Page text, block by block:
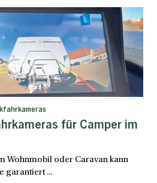
für Camper im
Wohnmobil oder Caravan kann
garantiert ...